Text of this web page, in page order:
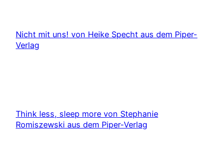
Nicht mit uns! von Heike Specht aus dem Piper-
Verlag
Think less, sleep more von Stephanie
Romiszewski aus dem Piper-Verlag